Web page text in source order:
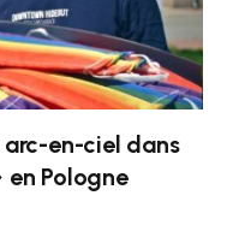
en-ciel dans
en Pologne